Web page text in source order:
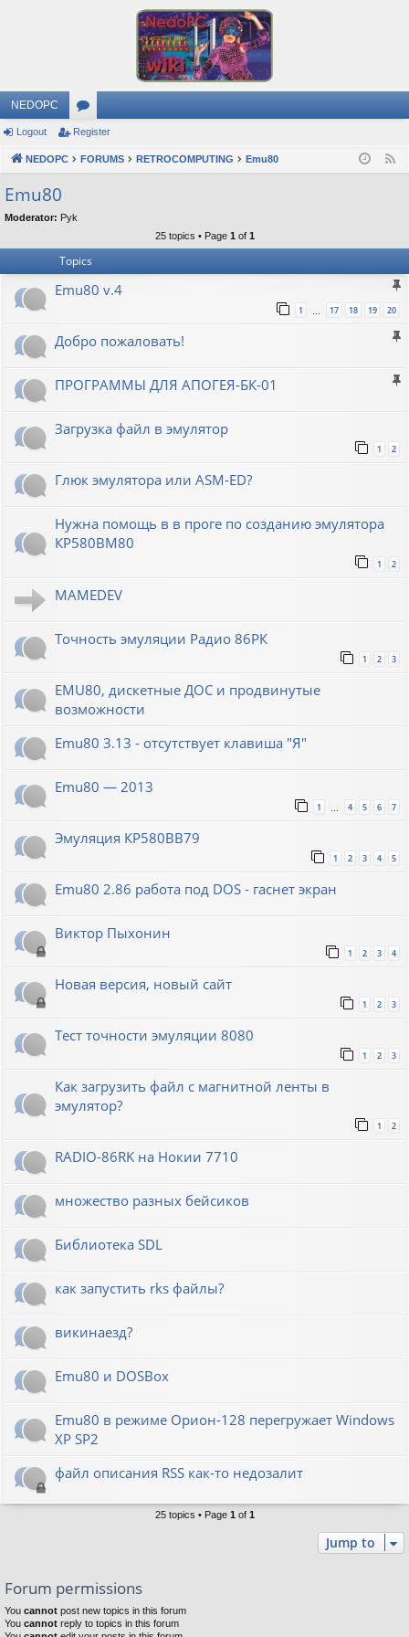
NEDOPC
or
u
Logout Register
NEDOPC FORUMS RETROCOMPUTING Emu80
Emu80
Moderator: Pyk
25 topics • Page 1 of 1
Topics
Emu80 v.4
1 … 17 18 19 20
Добро пожаловать!
ПРОГРАММЫ ДЛЯ АПОГЕЯ-БК-01
Загрузка файл в эмулятор
1 2
Глюк эмулятора или ASM-ED?
Нужна помощь в в проге по созданию эмулятора
КР580ВМ80
1 2
MAMEDEV
Точность эмуляции Радио 86РК
1 2 3
EMU80, дискетные ДОС и продвинутые
возможности
Emu80 3.13 - отсутствует клавиша "Я"
Emu80 — 2013
1 4 5 6 7
Эмуляция КР580ВВ79
1 2 3 4 5
Emu80 2.86 работа под DOS - гаснет экран
Виктор Пыхонин
1 2 3 4
Новая версия, новый сайт
1 2 3
Тест точности эмуляции 8080
1 2 3
Как загрузить файл с магнитной ленты в
эмулятор?
1 2
RADIO-86RK на Нокии 7710
множество разных бейсиков
Библиотека SDL
как запустить rks файлы?
викинаезд?
Emu80 и DOSBox
Emu80 в режиме Орион-128 перегружает Windows
XP SP2
файл описания RSS как-то недозалит
25 topics • Page 1 of 1
Jump to
Forum permissions
You cannot post new topics in this forum
You cannot reply to topics in this forum